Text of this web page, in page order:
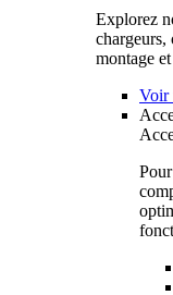
Explorez
chargeurs,
montage
Voir